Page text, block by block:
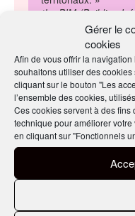
Gérer le
cookies
Afin de vous offrir la
souhaitons utiliser des
cliquant sur le bouton "Les
l’ensemble des cookies,
Ces cookies servent à des
technique pour améliorer
en cliquant sur "Fonctionnels
*Le BIM (Building
méthode de travail
maquette
visualiser, simuler
au long du cycle de
Par Éric Gautier, le 19/
Plus d'information